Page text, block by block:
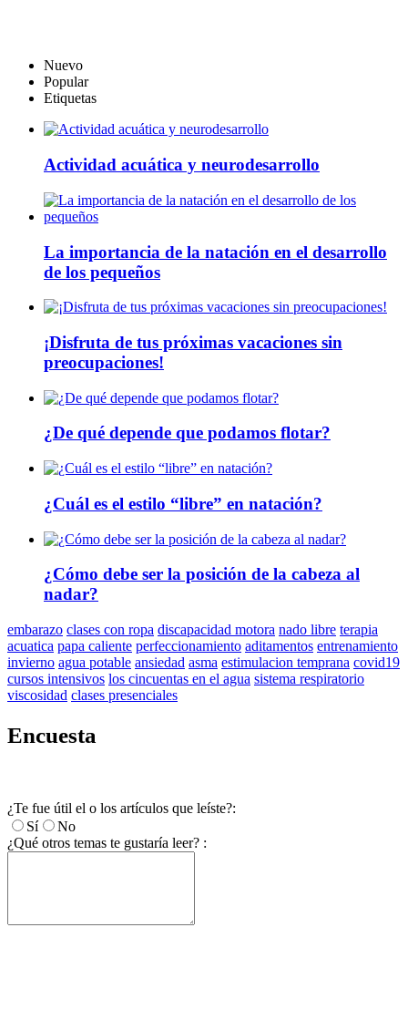
Nuevo
Popular
Etiquetas
Actividad acuática y neurodesarrollo
La importancia de la natación en el desarrollo
de los pequeños
¡Disfruta de tus próximas vacaciones sin
preocupaciones!
¿De qué depende que podamos flotar?
¿Cuál es el estilo “libre” en natación?
¿Cómo debe ser la posición de la cabeza al
nadar?
embarazo clases con ropa discapacidad motora nado libre terapia
acuatica papa caliente perfeccionamiento aditamentos entrenamiento
invierno agua potable ansiedad asma estimulacion temprana covid19
cursos intensivos los cincuentas en el agua sistema respiratorio
viscosidad clases presenciales
Encuesta
¿Te fue útil el o los artículos que leíste?:
Sí
No
¿Qué otros temas te gustaría leer? :